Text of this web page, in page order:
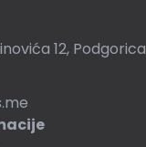
12, Podgorica